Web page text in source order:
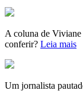
A coluna de Viviane
conferir? Leia mais
Um jornalista